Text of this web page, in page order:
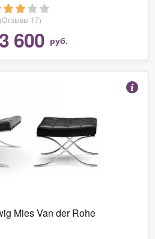
(Отзывы 17)
600 руб.
Mies Van der Rohe